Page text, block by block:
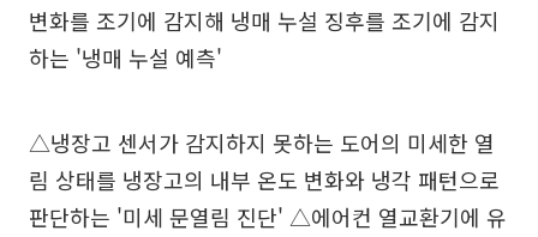
변화를 조기에 감지해 냉매 누설 징후를 조기에 감지
하는 '냉매 누설 예측'
△냉장고 센서가 감지하지 못하는 도어의 미세한 열
림 상태를 냉장고의 내부 온도 변화와 냉각 패턴으로
판단하는 '미세 문열림 진단' △에어컨 열교환기에 유